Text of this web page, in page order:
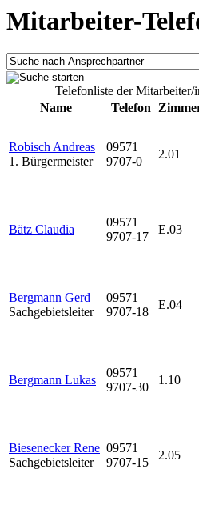
Mitarbeiter-
Telefonliste der Mitarbeiter/
Name
Telefon
Robisch Andreas
1. Bürgermeister
09571
9707-0
2.01
Bätz Claudia
09571
9707-17
E.03
Bergmann Gerd
Sachgebietsleiter
09571
9707-18
E.04
Bergmann Lukas
09571
9707-30
1.10
Biesenecker Rene
Sachgebietsleiter
09571
9707-15
2.05